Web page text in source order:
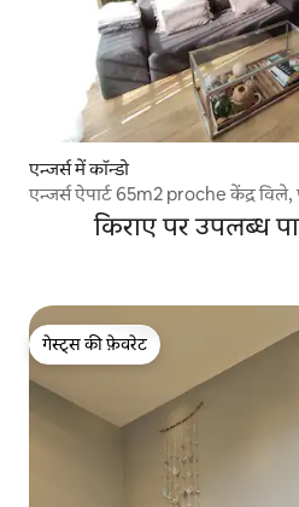
एन्जर्स में कॉन्डो
एन्जर्स ऐपार्ट 65m2 proche केंद्र विले,
किराए पर उपलब्ध
गेस्ट्स की फ़ेवरेट
गेस्ट्स की फ़ेवरेट